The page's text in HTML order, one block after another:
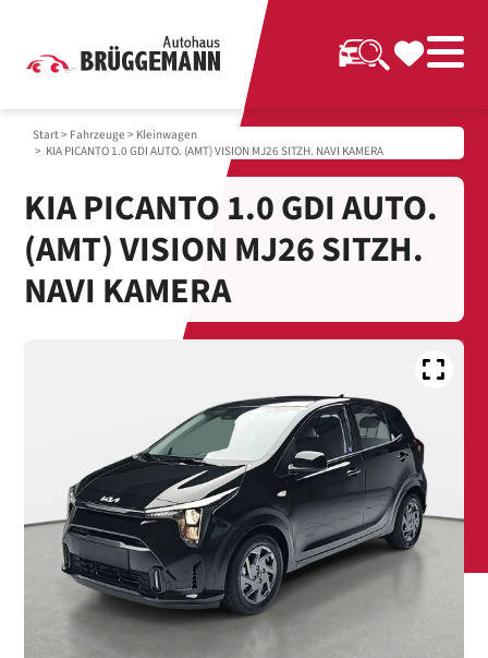
Start> Fahrzeuge > Kleinwagen
> KIA PICANTO 1.0 GDI AUTO. (AMT) VISION MJ26 SITZH. NAVI KAMERA
KIA PICANTO 1.0 GDI AUTO.
(AMT) VISION MJ26 SITZH.
NAVI KAMERA